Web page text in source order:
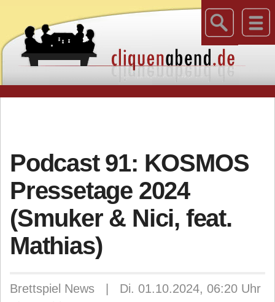
Podcast 91: KOSMOS
Pressetage 2024
(Smuker & Nici, feat.
Mathias)
Brettspiel News | Di. 01.10.2024, 06:20 Uhr